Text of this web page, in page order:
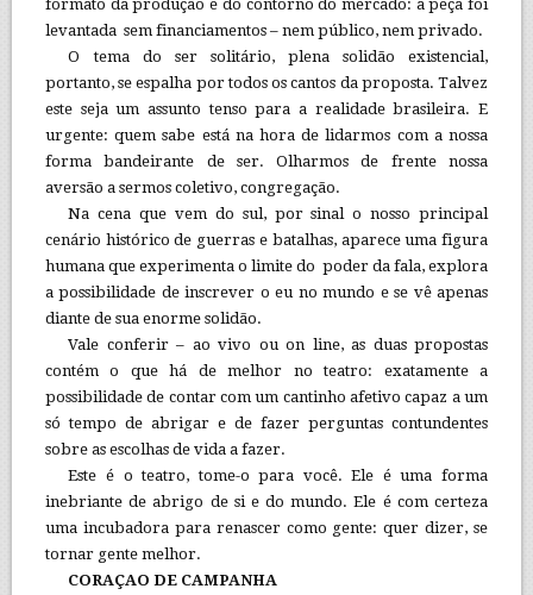
formato da produção e do contorno do mercado: a peça foi
levantada sem financiamentos – nem público, nem privado.
O tema do ser solitário, plena solidão existencial,
portanto, se espalha por todos os cantos da proposta. Talvez
este seja um assunto tenso para a realidade brasileira. E
urgente: quem sabe está na hora de lidarmos com a nossa
forma bandeirante de ser. Olharmos de frente nossa
aversão a sermos coletivo, congregação.
Na cena que vem do sul, por sinal o nosso principal
cenário histórico de guerras e batalhas, aparece uma figura
humana que experimenta o limite do poder da fala, explora
a possibilidade de inscrever o eu no mundo e se vê apenas
diante de sua enorme solidão.
Vale conferir – ao vivo ou on line, as duas propostas
contém o que há de melhor no teatro: exatamente a
possibilidade de contar com um cantinho afetivo capaz a um
só tempo de abrigar e de fazer perguntas contundentes
sobre as escolhas de vida a fazer.
Este é o teatro, tome-o para você. Ele é uma forma
inebriante de abrigo de si e do mundo. Ele é com certeza
uma incubadora para renascer como gente: quer dizer, se
tornar gente melhor.
CORAÇAO DE CAMPANHA